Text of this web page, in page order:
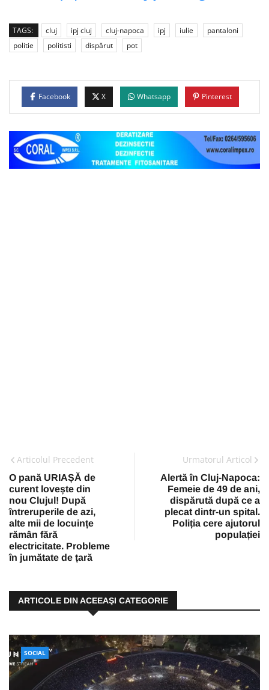
TAGS: cluj ipj cluj cluj-napoca ipj iulie
pantaloni
politie
politisti dispărut pot
Facebook X Whatsapp Pinterest
Articolul Precedent
O pană URIAȘĂ de
curent lovește din
nou Clujul! După
întreruperile de azi,
alte mii de locuințe
rămân fără
electricitate. Probleme
în jumătate de țară
Urmatorul Articol
Alertă în Cluj-Napoca:
Femeie de 49 de ani,
dispărută după ce a
plecat dintr-un spital.
Poliția cere ajutorul
populației
ARTICOLE DIN ACEEAŞI CATEGORIE
SOCIAL